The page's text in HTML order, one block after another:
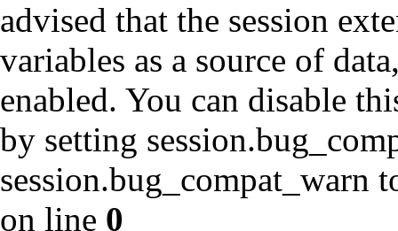
advised that the session
variables as a source of
enabled. You can disable
by setting
session.bug_compat_warn
on line 0